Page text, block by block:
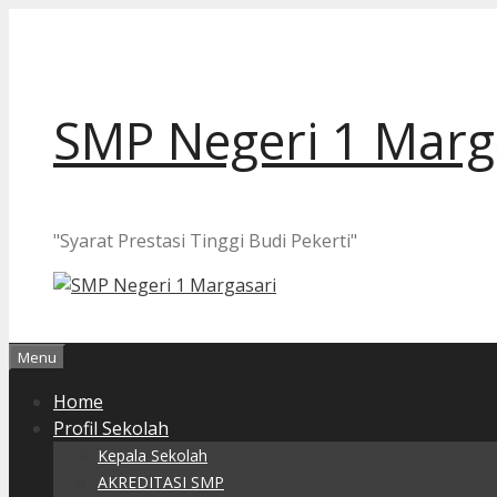
SMP Negeri 1
"Syarat Prestasi Tinggi Budi Pekerti"
Menu
Home
Profil Sekolah
Kepala Sekolah
AKREDITASI SMP